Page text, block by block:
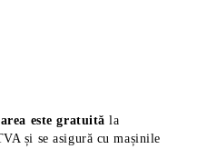
este gratuită la
și se asigură cu mașinile